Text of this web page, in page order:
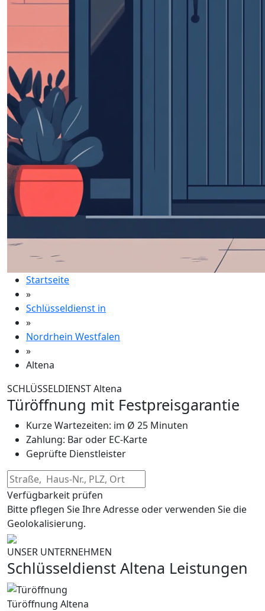
Startseite
»
Schlüsseldienst in
»
Nordrhein Westfalen
»
Altena
SCHLÜSSELDIENST Altena
Türöffnung mit Festpreisgarantie
Kurze Wartezeiten: im Ø 25 Minuten
Zahlung: Bar oder EC-Karte
Geprüfte Dienstleister
Verfügbarkeit prüfen
Bitte pflegen Sie Ihre Adresse oder verwenden Sie die
Geolokalisierung.
UNSER UNTERNEHMEN
Schlüsseldienst Altena Leistungen
Türöffnung Altena